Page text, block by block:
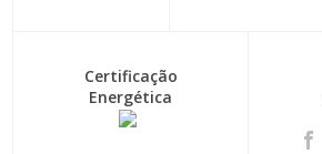
Certificação
Energética